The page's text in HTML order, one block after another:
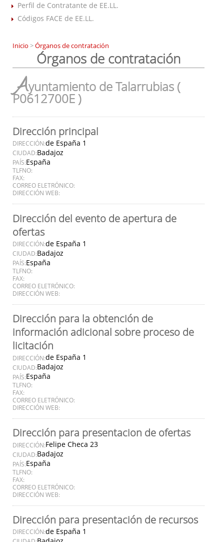
Perfil de Contratante de EE.LL.
Códigos FACE de EE.LL.
Inicio >Órganos de contratación
Órganos de contratación
Ayuntamiento de Talarrubias (
P0612700E )
Dirección principal
DIRECCIÓN:de España 1
CIUDAD:Badajoz
PAÍS:España
TLFNO:
FAX:
CORREO ELETRÓNICO:
DIRECCIÓN WEB:
Dirección del evento de apertura de
ofertas
DIRECCIÓN:de España 1
CIUDAD:Badajoz
PAÍS:España
TLFNO:
FAX:
CORREO ELETRÓNICO:
DIRECCIÓN WEB:
Dirección para la obtención de
información adicional sobre proceso de
licitación
DIRECCIÓN:de España 1
CIUDAD:Badajoz
PAÍS:España
TLFNO:
FAX:
CORREO ELETRÓNICO:
DIRECCIÓN WEB:
Dirección para presentacion de ofertas
DIRECCIÓN:Felipe Checa 23
CIUDAD:Badajoz
PAÍS:España
TLFNO:
FAX:
CORREO ELETRÓNICO:
DIRECCIÓN WEB:
Dirección para presentación de recursos
DIRECCIÓN:de España 1